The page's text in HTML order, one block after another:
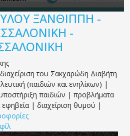
ΞΑΝΘΙΠΠΗ -
-
του Σακχαρώδη Διαβήτη
(παιδιών και ενηλίκων) |
παιδιών | προβλήματα
| διαχείριση θυμού |